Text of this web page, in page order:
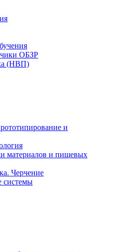
ОБЗР
(НВП)
и
материалов и пищевых
Черчение
системы